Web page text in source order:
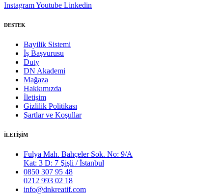
InstagramYoutube Linkedin
DESTEK
Bayilik Sistemi
İş Başvurusu
Duty
DN Akademi
Mağaza
Hakkımızda
İletişim
Gizlilik Politikası
Şartlar ve Koşullar
İLETİŞİM
Fulya Mah. Bahçeler Sok. No: 9/A
Kat: 3 D: 7 Şişli / İstanbul
0850 307 95 48
0212 993 02 18
info@dnkreatif.com